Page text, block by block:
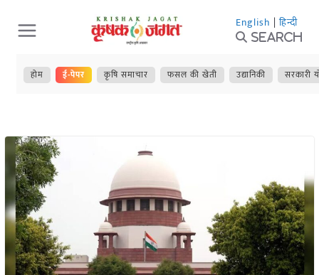
Skip
to
content
English | हिन्दी
Search
होम ई-पेपर कृषि समाचार फसल की खेती उद्यानिकी सरकारी